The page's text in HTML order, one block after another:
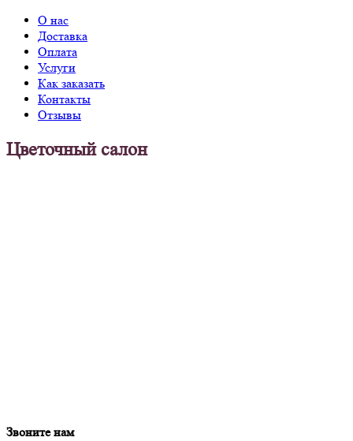
О нас
Доставка
Оплата
Услуги
Как заказать
Контакты
Отзывы
Цветочный салон
Звоните нам